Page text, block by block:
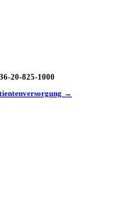
20-825-1000
→